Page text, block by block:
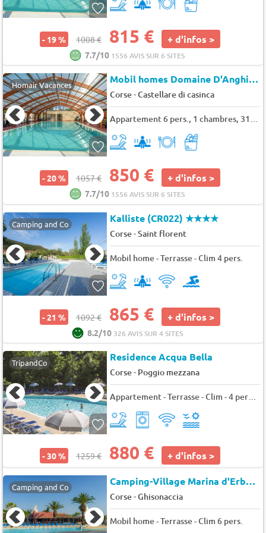
- 19 % 1008 € 815 € + d'infos >
7.7/10 1556 AVIS SUR 6 SITES
Homair Vacances Mobil homes Domaine D'Anghione
Corse-Castellare di casinca
Appartement 6 pers., 1 chambres, 31 m²
- 20 % 1057 € 850 € + d'infos >
7.7/10 1556 AVIS SUR 6 SITES
Camping and Co Kalliste (CR022)★★★★
Corse-Saint florent
Mobil home - Terrasse - Clim 4 pers.
- 21 % 1092 € 865 € + d'infos >
8.2/10 326 AVIS SUR 4 SITES
TripandCo Residence Acqua Bella
Corse- Poggio mezzana
Appartement - Terrasse - Clim - 4 pers. - 31m2
- 30 % 1259 € 880 € + d'infos >
Camping and Co Camping-Village Marina d'Erba Rossa (4164)
Corse-Ghisonaccia
Mobil home - Terrasse - Clim 6 pers.